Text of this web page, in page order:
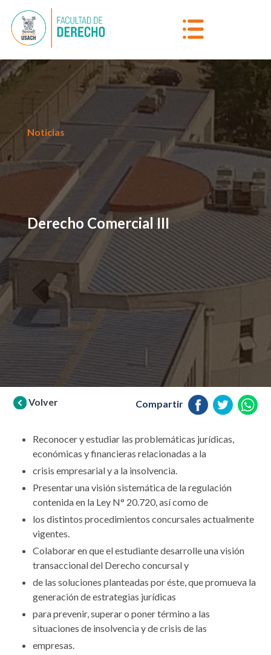
Noticias
Derecho Comercial III
Volver Compartir
Reconocer y estudiar las problemáticas jurídicas,
económicas y financieras relacionadas a la
crisis empresarial y a la insolvencia.
Presentar una visión sistemática de la regulación
contenida en la Ley N° 20.720, así como de
los distintos procedimientos concursales actualmente
vigentes.
Colaborar en que el estudiante desarrolle una visión
transaccional del Derecho concursal y
de las soluciones planteadas por éste, que promueva la
generación de estrategias jurídicas
para prevenir, superar o poner término a las
situaciones de insolvencia y de crisis de las
empresas.